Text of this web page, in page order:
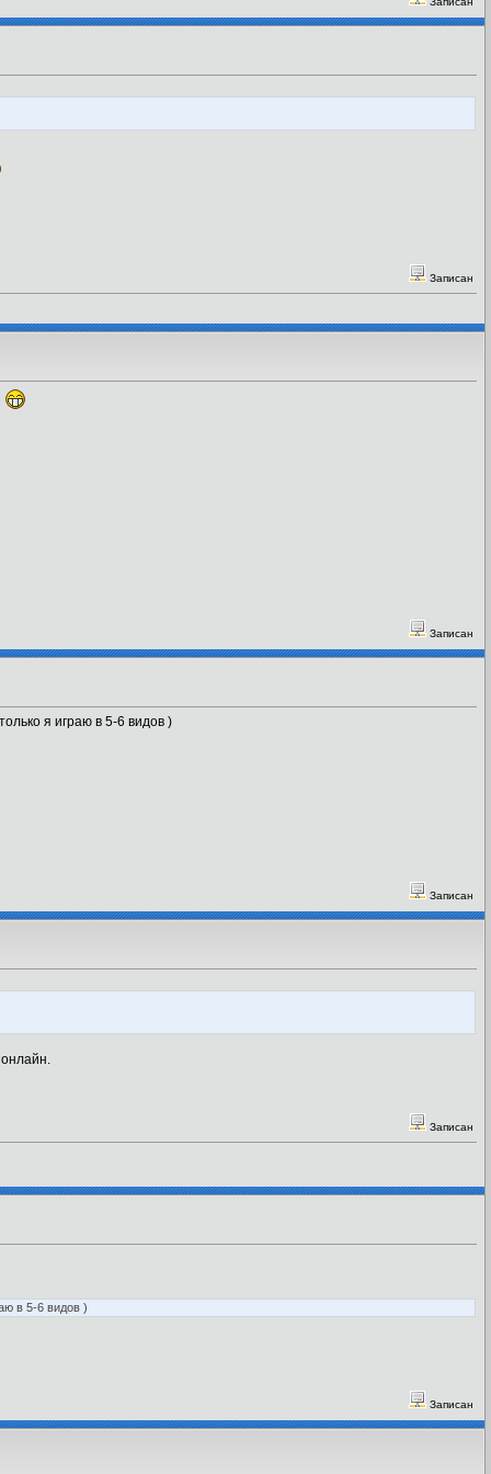
Записан
Записан
я играю в 5-6 видов )
Записан
онлайн.
Записан
в 5-6 видов )
Записан